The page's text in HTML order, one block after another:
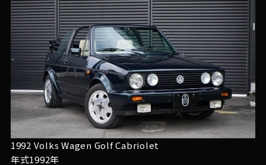
1992 Volks Wagen Golf Cabriolet
年式1992年